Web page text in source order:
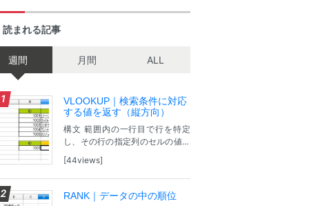
読まれる記事
週間 月間 ALL
VLOOKUP｜検索条件に対応
する値を返す（縦方向）
構文 範囲内の一行目で行を特定
し、その行の指定列のセルの値を
列; インデックス; データ順序) 検
索基準：1列目で検索する値。 配
列：関数の対象となる範囲。 イ...
44views
RANK｜データの中の順位